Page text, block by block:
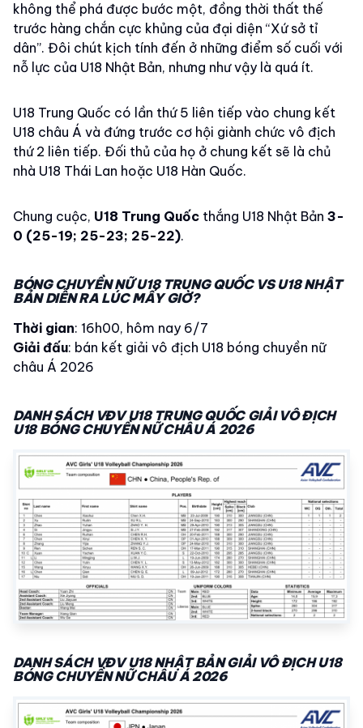
không thể phá được bước một, đồng thời thất thế
trước hàng chắn cực khủng của đại diện “Xứ sở tỉ
dân”. Đôi chút kịch tính đến ở những điểm số cuối với
nỗ lực của U18 Nhật Bản, nhưng như vậy là quá ít.
U18 Trung Quốc có lần thứ 5 liên tiếp vào chung kết
U18 châu Á và đứng trước cơ hội giành chức vô địch
thứ 2 liên tiếp. Đối thủ của họ ở chung kết sẽ là chủ
nhà U18 Thái Lan hoặc U18 Hàn Quốc.
Chung cuộc, U18 Trung Quốc thắng U18 Nhật Bản 3-
0 (25-19; 25-23; 25-22).
BÓNG CHUYỀN NỮ U18 TRUNG QUỐC VS U18 NHẬT
BẢN DIỄN RA LÚC MẤY GIỜ?
Thời gian: 16h00, hôm nay 6/7
Giải đấu: bán kết giải vô địch U18 bóng chuyền nữ
châu Á 2026
DANH SÁCH VĐV U18 TRUNG QUỐC GIẢI VÔ ĐỊCH
U18 BÓNG CHUYỀN NỮ CHÂU Á 2026
DANH SÁCH VĐV U18 NHẬT BẢN GIẢI VÔ ĐỊCH U18
BÓNG CHUYỀN NỮ CHÂU Á 2026